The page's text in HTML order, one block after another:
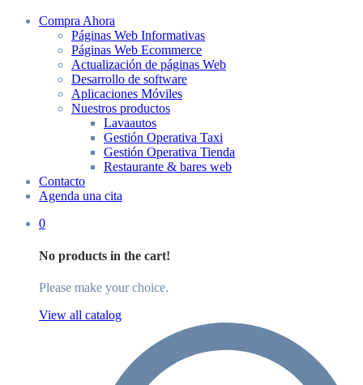
Compra Ahora
Páginas Web Informativas
Páginas Web Ecommerce
Actualización de páginas Web
Desarrollo de software
Aplicaciones Móviles
Nuestros productos
Lavaautos
Gestión Operativa Taxi
Gestión Operativa Tienda
Restaurante & bares web
Contacto
Agenda una cita
0
No products in the cart!
Please make your choice.
View all catalog